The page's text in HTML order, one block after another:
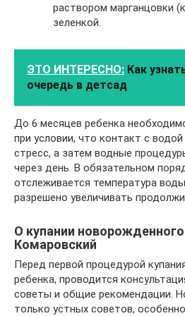
раствором марганцовки
зеленкой.
ЭТО ИНТЕРЕСНО: Как
очередь в детсад
До 6 месяцев ребенка
при условии, что контакт с
стресс, а затем водные
через день. В обязательном
отслеживается температура
разрешено увеличивать
О купании
Комаровский
Перед первой процедурой
ребенка, проводится
советы и общие рекомендации.
только устных советов,